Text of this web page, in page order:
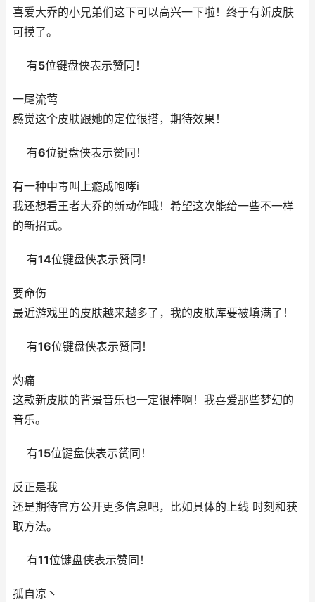
喜爱大乔的小兄弟们这下可以高兴一下啦！终于有新皮肤
可摸了。
有5位键盘侠表示赞同！
一尾流莺
感觉这个皮肤跟她的定位很搭，期待效果！
有6位键盘侠表示赞同！
有一种中毒叫上瘾成咆哮i
我还想看王者大乔的新动作哦！希望这次能给一些不一样
的新招式。
有14位键盘侠表示赞同！
要命伤
最近游戏里的皮肤越来越多了，我的皮肤库要被填满了！
有16位键盘侠表示赞同！
灼痛
这款新皮肤的背景音乐也一定很棒啊！我喜爱那些梦幻的
音乐。
有15位键盘侠表示赞同！
反正是我
还是期待官方公开更多信息吧，比如具体的上线 时刻和获
取方法。
有11位键盘侠表示赞同！
孤自凉丶